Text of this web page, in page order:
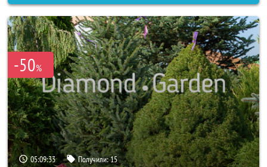
-50%
05:09:32 Получили:15